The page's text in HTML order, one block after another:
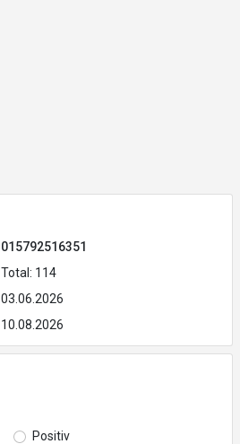
015792516351
Total: 114
03.06.2026
10.08.2026
Positiv